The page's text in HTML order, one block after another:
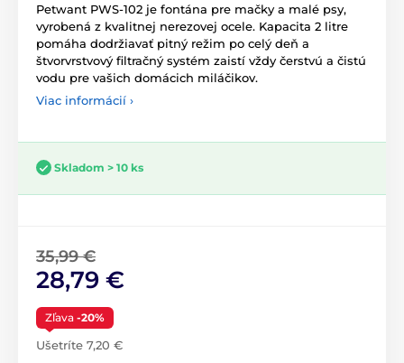
Petwant PWS-102 je fontána pre mačky a malé psy,
vyrobená z kvalitnej nerezovej ocele. Kapacita 2 litre
pomáha dodržiavať pitný režim po celý deň a
štvorvrstvový filtračný systém zaistí vždy čerstvú a čistú
vodu pre vašich domácich miláčikov.
Viac informácií ›
Skladom > 10 ks
35,99 €
28,79 €
Zľava -20%
Ušetríte 7,20 €